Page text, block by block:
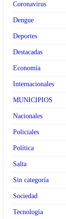
Coronavirus
Dengue
Deportes
Destacadas
Economía
Internacionales
MUNICIPIOS
Nacionales
Policiales
Política
Salta
Sin categoría
Sociedad
Tecnología